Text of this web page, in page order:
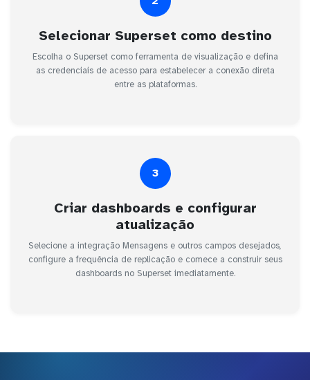
Selecionar Superset como destino
Escolha o Superset como ferramenta de visualização e defina
as credenciais de acesso para estabelecer a conexão direta
entre as plataformas.
3
Criar dashboards e configurar
atualização
Selecione a integração Mensagens e outros campos desejados,
configure a frequência de replicação e comece a construir seus
dashboards no Superset imediatamente.